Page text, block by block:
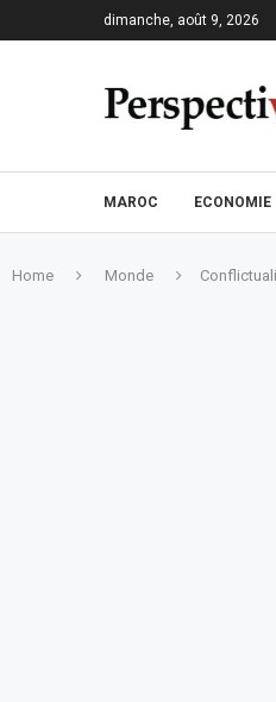
dimanche, août 9, 2026
MAROC ECONOMIE
Home Monde